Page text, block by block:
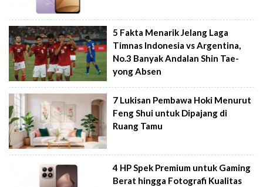
5 Fakta Menarik Jelang Laga
Timnas Indonesia vs Argentina,
No.3 Banyak Andalan Shin Tae-
yong Absen
7 Lukisan Pembawa Hoki Menurut
Feng Shui untuk Dipajang di
Ruang Tamu
4 HP Spek Premium untuk Gaming
Berat hingga Fotografi Kualitas